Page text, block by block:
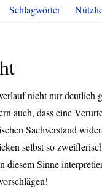
Schlagwörter
nicht nur deutlich
auch, dass eine
Sachverstand
selbst so
Sinne